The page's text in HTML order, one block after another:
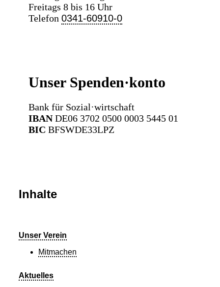
Freitags 8 bis 16 Uhr
Telefon 0341-60910-0
Unser Spenden·konto
Bank für Sozial·wirtschaft
IBANDE06 3702 0500 0003 5445 01
BIC BFSWDE33LPZ
Inhalte
Unser Verein
Mitmachen
Aktuelles